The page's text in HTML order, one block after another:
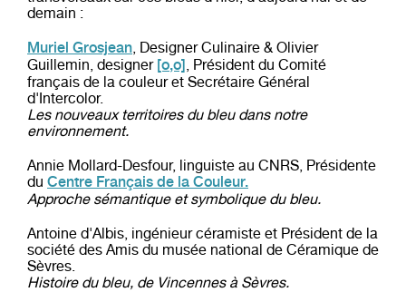
demain :
Muriel Grosjean , Designer Culinaire & Olivier
Guillemin, designer [o,o] , Président du Comité
français de la couleur et Secrétaire Général
d'Intercolor.
Les nouveaux territoires du bleu dans notre
environnement.
Annie Mollard-Desfour, linguiste au CNRS, Présidente
du Centre Français de la Couleur.
Approche sémantique et symbolique du bleu.
Antoine d'Albis, ingénieur céramiste et Président de la
société des Amis du musée national de Céramique de
Sèvres.
Histoire du bleu, de Vincennes à Sèvres.